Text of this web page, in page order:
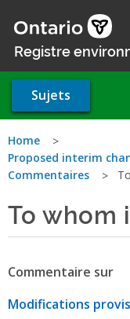
au
contenu
Registre
Sujets
Vous
êtes
ici
Home
Proposed interim
Commentaires
To whom
Commentaire sur
Modifications